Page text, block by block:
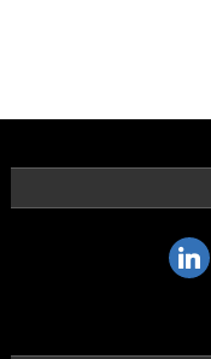
linkedin